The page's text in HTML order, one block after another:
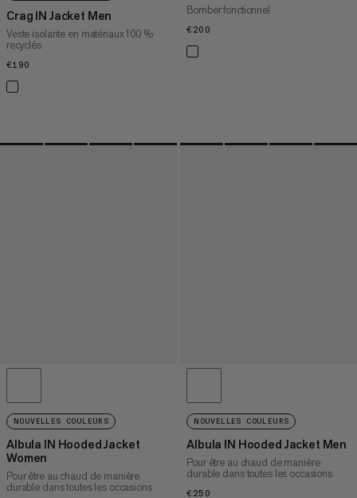
Crag IN Jacket Men
Veste isolante en matériaux 100 %
recyclés
€190
Bomber fonctionnel
€200
NOUVELLES COULEURS
Albula IN Hooded Jacket
Women
Pour être au chaud de manière
durable dans toutes les occasions
NOUVELLES COULEURS
Albula IN Hooded Jacket Men
Pour être au chaud de manière
durable dans toutes les occasions
€250